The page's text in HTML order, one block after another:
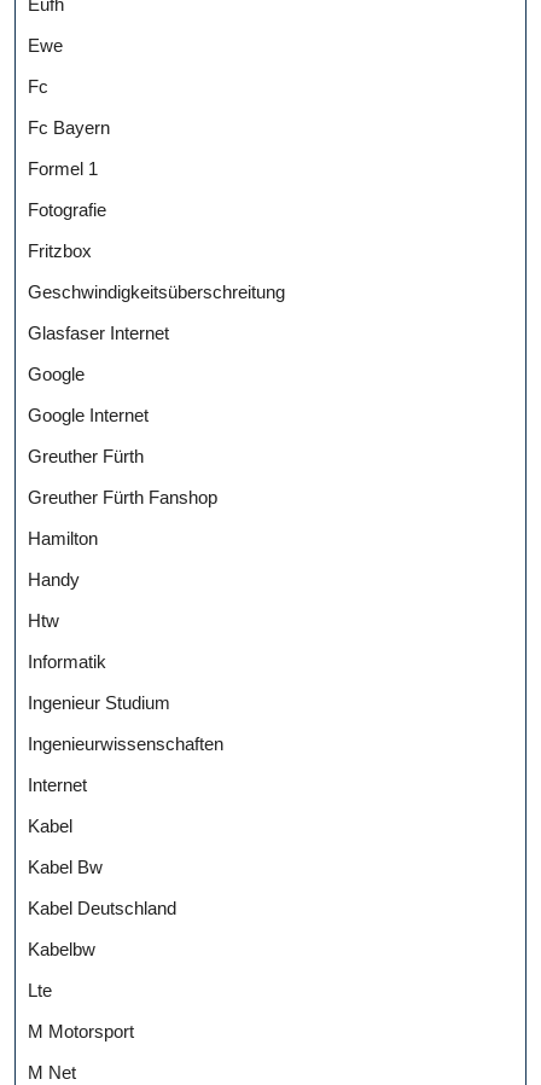
Eufh
Ewe
Fc
Fc Bayern
Formel 1
Fotografie
Fritzbox
Geschwindigkeitsüberschreitung
Glasfaser Internet
Google
Google Internet
Greuther Fürth
Greuther Fürth Fanshop
Hamilton
Handy
Htw
Informatik
Ingenieur Studium
Ingenieurwissenschaften
Internet
Kabel
Kabel Bw
Kabel Deutschland
Kabelbw
Lte
M Motorsport
M Net